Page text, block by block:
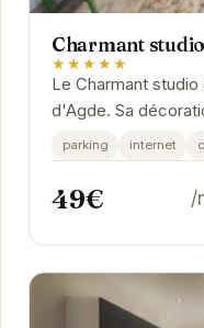
Charmant studio
★★★★★
Le Charmant
d'Agde. Sa
chaleureuse vous
parking internet
49€ /